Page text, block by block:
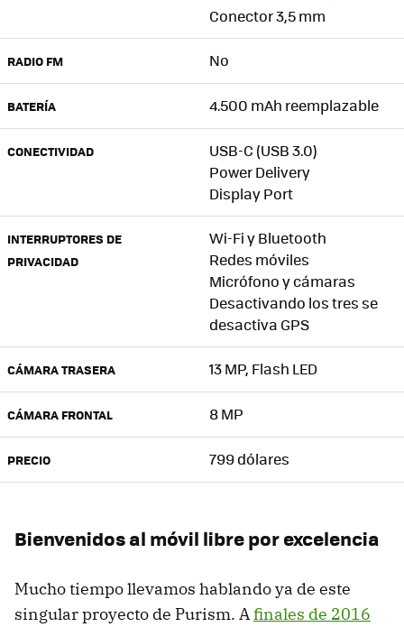
Conector 3,5 mm
RADIO FM No
BATERÍA 4.500 mAh reemplazable
CONECTIVIDAD
USB-C (USB 3.0)
Power Delivery
Display Port
INTERRUPTORES DE
PRIVACIDAD
Wi-Fi y Bluetooth
Redes móviles
Micrófono y cámaras
Desactivando los tres se
desactiva GPS
CÁMARA TRASERA 13 MP, Flash LED
CÁMARA FRONTAL 8 MP
PRECIO 799 dólares
Bienvenidos al móvil libre por excelencia
Mucho tiempo llevamos hablando ya de este
singular proyecto de Purism. A finales de 2016